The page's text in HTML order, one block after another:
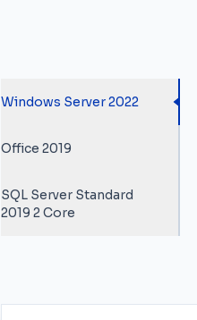
Windows Server 2022
Office 2019
SQL Server Standard
2019 2 Core